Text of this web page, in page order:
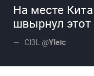
На месте
швырнул этот
CI3L @Yleic